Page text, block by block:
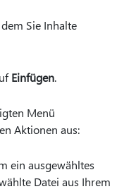
Sie Inhalte
Einfügen.
Menü
Aktionen aus:
ein ausgewähltes
Datei aus Ihrem